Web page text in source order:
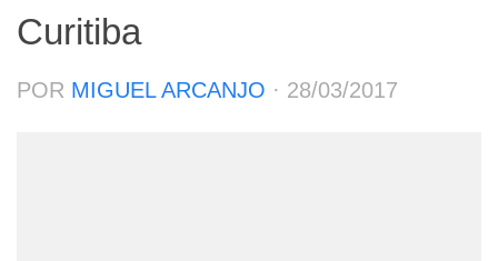
Curitiba
POR MIGUEL ARCANJO · 28/03/2017